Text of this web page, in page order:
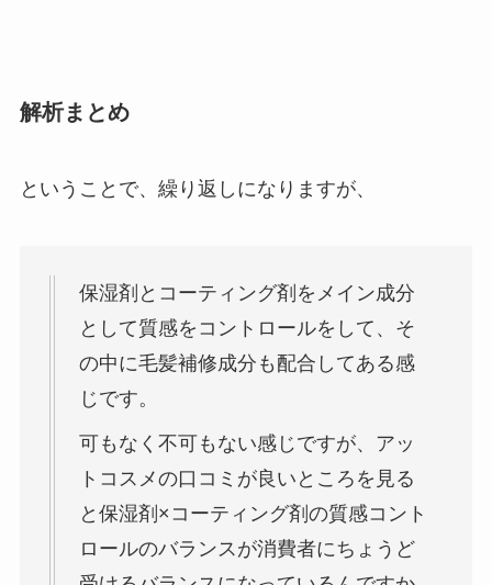
解析まとめ
ということで、繰り返しになりますが、
保湿剤とコーティング剤をメイン成分
として質感をコントロールをして、そ
の中に毛髪補修成分も配合してある感
じです。
可もなく不可もない感じですが、アッ
トコスメの口コミが良いところを見る
と保湿剤×コーティング剤の質感コント
ロールのバランスが消費者にちょうど